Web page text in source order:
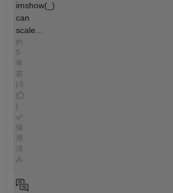
imshow(_)
can
scale...
約
5
年
前
| 0
採
用
済
み